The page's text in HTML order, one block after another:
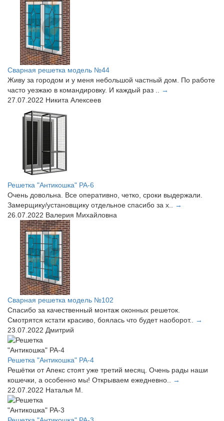
Сварная решетка модель №44
Живу за городом и у меня небольшой частный дом. По работе
часто уезжаю в командировку. И каждый раз ..
→
27.07.2022 Никита Алексеев
Решетка "Антикошка" РА-6
Очень довольна. Все оперативно, четко, сроки выдержали.
Замерщику/установщику отдельное спасибо за х..
→
26.07.2022 Валерия Михайловна
Сварная решетка модель №102
Спасибо за качественный монтаж оконных решеток.
Смотрятся кстати красиво, боялась что будет наоборот..
→
23.07.2022 Дмитрий
Решетка "Антикошка" РА-4
Решётки от Апекс стоят уже третий месяц. Очень рады наши
кошечки, а особенно мы! Открываем ежедневно..
→
22.07.2022 Наталья М.